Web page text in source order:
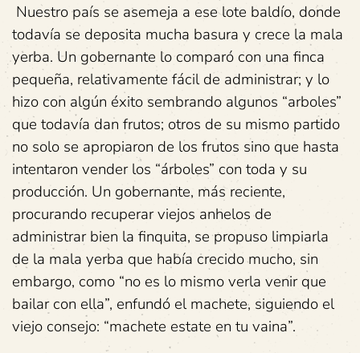
Nuestro país se asemeja a ese lote baldío, donde
todavía se deposita mucha basura y crece la mala
yerba. Un gobernante lo comparó con una finca
pequeña, relativamente fácil de administrar; y lo
hizo con algún éxito sembrando algunos “arboles”
que todavía dan frutos; otros de su mismo partido
no solo se apropiaron de los frutos sino que hasta
intentaron vender los “árboles” con toda y su
producción. Un gobernante, más reciente,
procurando recuperar viejos anhelos de
administrar bien la finquita, se propuso limpiarla
de la mala yerba que había crecido mucho, sin
embargo, como “no es lo mismo verla venir que
bailar con ella”, enfundó el machete, siguiendo el
viejo consejo: “machete estate en tu vaina”.